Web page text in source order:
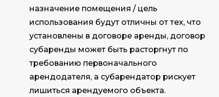
назначение помещения / цель
использования будут отличны от тех, что
установлены в договоре аренды, договор
субаренды может быть расторгнут по
требованию первоначального
арендодателя, а субарендатор рискует
лишиться арендуемого объекта.